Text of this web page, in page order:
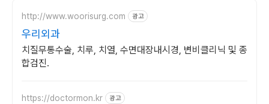
http://www.woorisurg.com 광고
우리외과
치질무통수술, 치루, 치열, 수면대장내시경, 변비클리닉 및 종
합검진.
https://doctormon.kr 광고